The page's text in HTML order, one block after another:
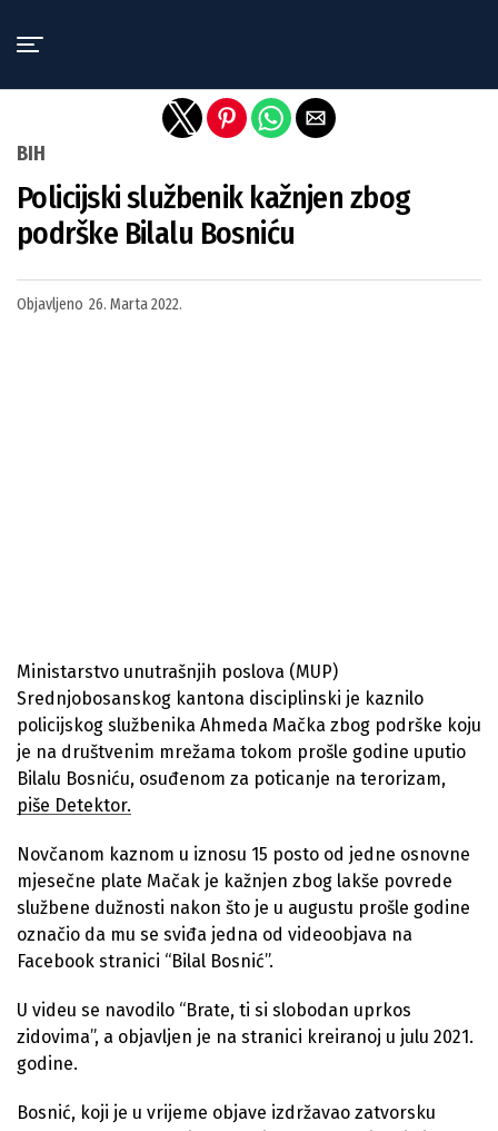
BIH
Policijski službenik kažnjen zbog
podrške Bilalu Bosniću
Objavljeno 26. Marta 2022.
Ministarstvo unutrašnjih poslova (MUP)
Srednjobosanskog kantona disciplinski je kaznilo
policijskog službenika Ahmeda Mačka zbog podrške koju
je na društvenim mrežama tokom prošle godine uputio
Bilalu Bosniću, osuđenom za poticanje na terorizam,
piše Detektor.
Novčanom kaznom u iznosu 15 posto od jedne osnovne
mjesečne plate Mačak je kažnjen zbog lakše povrede
službene dužnosti nakon što je u augustu prošle godine
označio da mu se sviđa jedna od videoobjava na
Facebook stranici “Bilal Bosnić”.
U videu se navodilo “Brate, ti si slobodan uprkos
zidovima”, a objavljen je na stranici kreiranoj u julu 2021.
godine.
Bosnić, koji je u vrijeme objave izdržavao zatvorsku